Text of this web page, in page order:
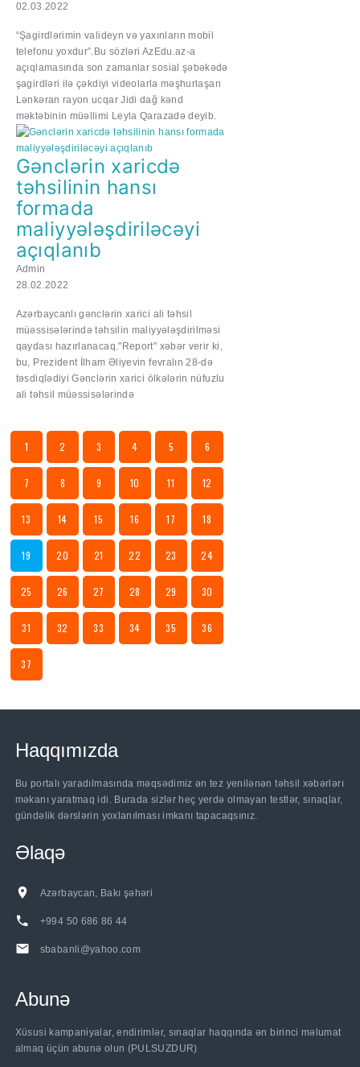
02.03.2022
“Şagirdlərimin valideyn və yaxınların mobil
telefonu yoxdur”.Bu sözləri AzEdu.az-a
açıqlamasında son zamanlar sosial şəbəkədə
şagirdləri ilə çəkdiyi videolarla məşhurlaşan
Lənkəran rayon ucqar Jidi dağ kənd
məktəbinin müəllimi Leyla Qarazadə deyib.
Gənclərin xaricdə
təhsilinin hansı
formada
maliyyələşdiriləcəyi
açıqlanıb
Admin
28.02.2022
Azərbaycanlı gənclərin xarici ali təhsil
müəssisələrində təhsilin maliyyələşdirilməsi
qaydası hazırlanacaq."Report" xəbər verir ki,
bu, Prezident İlham Əliyevin fevralın 28-də
təsdiqlədiyi Gənclərin xarici ölkələrin nüfuzlu
ali təhsil müəssisələrində
1 2 3 4 5 6
7 8 9 10 11 12
13 14 15 16 17 18
19 20 21 22 23 24
25 26 27 28 29 30
31 32 33 34 35 36
37
Haqqımızda
Bu portalı yaradılmasında məqsədimiz ən tez yenilənən təhsil xəbərlərı
məkanı yaratmaq idi. Burada sizlər heç yerdə olmayan testlər, sınaqlar,
gündəlik dərslərin yoxlanılması imkanı tapacaqsınız.
Əlaqə
Azərbaycan, Bakı şəhəri
+994 50 686 86 44
sbabanli@yahoo.com
Abunə
Xüsusi kampaniyalar, endirimlər, sınaqlar haqqında ən birinci məlumat
almaq üçün abunə olun (PULSUZDUR)